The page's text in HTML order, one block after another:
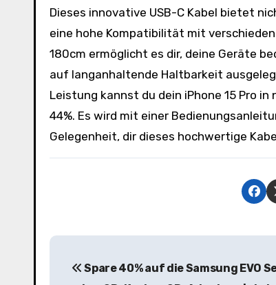
Dieses innovative USB-C Kabel bietet
eine hohe Kompatibilität mit
180cm ermöglicht es dir, deine Geräte
auf langanhaltende Haltbarkeit
Leistung kannst du dein iPhone 15 Pro in
44%. Es wird mit einer
Gelegenheit, dir dieses hochwertige
B
Spare 40% auf die Samsung EVO